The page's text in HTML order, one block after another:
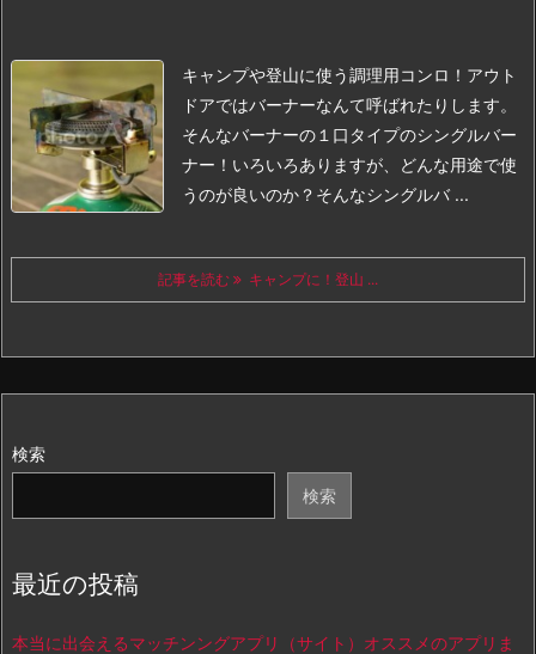
キャンプや登山に使う調理用コンロ！アウト
ドアではバーナーなんて呼ばれたりします。
そんなバーナーの１口タイプのシングルバー
ナー！ いろいろありますが、どんな用途で使
うのが良いのか？ そんなシングルバ ...
記事を読む キャンプに！登山 ...
検索
検索
最近の投稿
本当に出会えるマッチンングアプリ（サイト）オススメのアプリま